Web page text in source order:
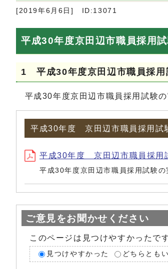
[2019年6月6日] ID:13071
平成30年度京田辺市職員採用
1 平成30年度京田辺市職員採用
平成30年度京田辺市職員採用試験の
平成30年度 京田辺市職員採用試
平成30年度 京田辺市職員採
平成30年度京田辺市職員採用試験の
ご意見をお聞かせください
このページは見つけやすかったで
見つけやすかった どちらとも